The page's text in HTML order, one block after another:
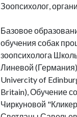
Зоопсихолог,
Базовое
обучения собак
зоопсихолога
Линевой
Univercity of
Britain), Обучение
Чиркуновой